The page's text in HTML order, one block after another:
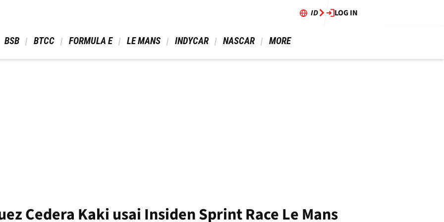
ID LOG IN
BSB BTCC FORMULA E LE MANS INDYCAR NASCAR MORE
Cedera Kaki usai Insiden Sprint Race Le Mans